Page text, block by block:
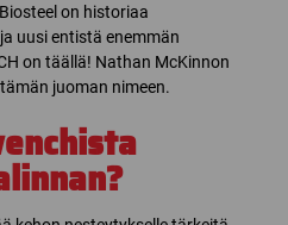
on historiaa
uusi entistä enemmän
on täällä! Nathan McKinnon
juoman nimeen.